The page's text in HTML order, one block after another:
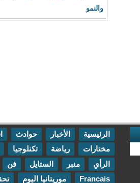
حوادث
اقتصاد
تكنلوجيا
مقابلات
الستايل فن
اتصل بنا
موريتانيا اليوم تحقيقات